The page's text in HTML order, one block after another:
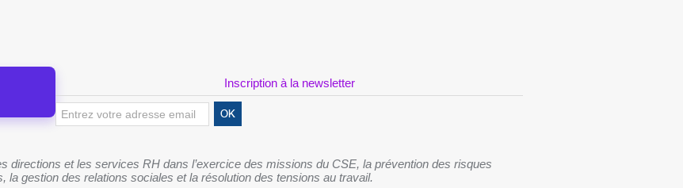
Inscription à la newsletter
directions et les services RH dans l’exercice des missions du CSE, la prévention des risques
la gestion des relations sociales et la résolution des tensions au travail.